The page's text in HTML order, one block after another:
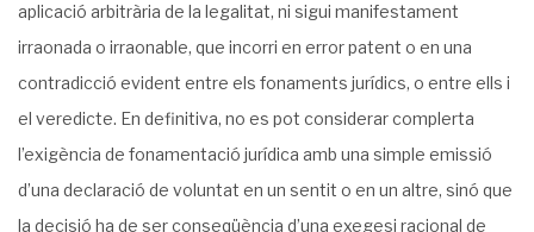
aplicació arbitrària de la legalitat, ni sigui manifestament
irraonada o irraonable, que incorri en error patent o en una
contradicció evident entre els fonaments jurídics, o entre ells i
el veredicte. En definitiva, no es pot considerar complerta
l’exigència de fonamentació jurídica amb una simple emissió
d’una declaració de voluntat en un sentit o en un altre, sinó que
la decisió ha de ser conseqüència d’una exegesi racional de